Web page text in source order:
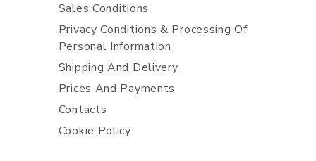
Sales Conditions
Privacy Conditions & Processing Of
Personal Information
Shipping And Delivery
Prices And Payments
Contacts
Cookie Policy